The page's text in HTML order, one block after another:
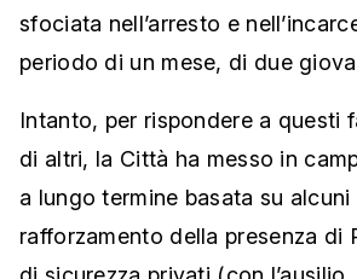
sfociata nell’arresto e
periodo di un mese, di due
Intanto, per rispondere a questi
di altri, la Città ha messo in
a lungo termine basata su
rafforzamento della presenza di